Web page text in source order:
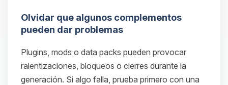
Olvidar que algunos complementos
pueden dar problemas
Plugins, mods o data packs pueden provocar
ralentizaciones, bloqueos o cierres durante la
generación. Si algo falla, prueba primero con una